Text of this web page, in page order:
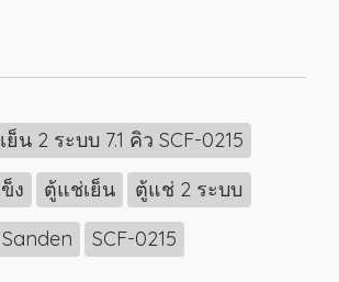
2 ระบบ 7.1 คิว SCF-0215
ง ตู้แช่เย็น
ตู้แช่ 2 ระบบ
Sanden SCF-0215